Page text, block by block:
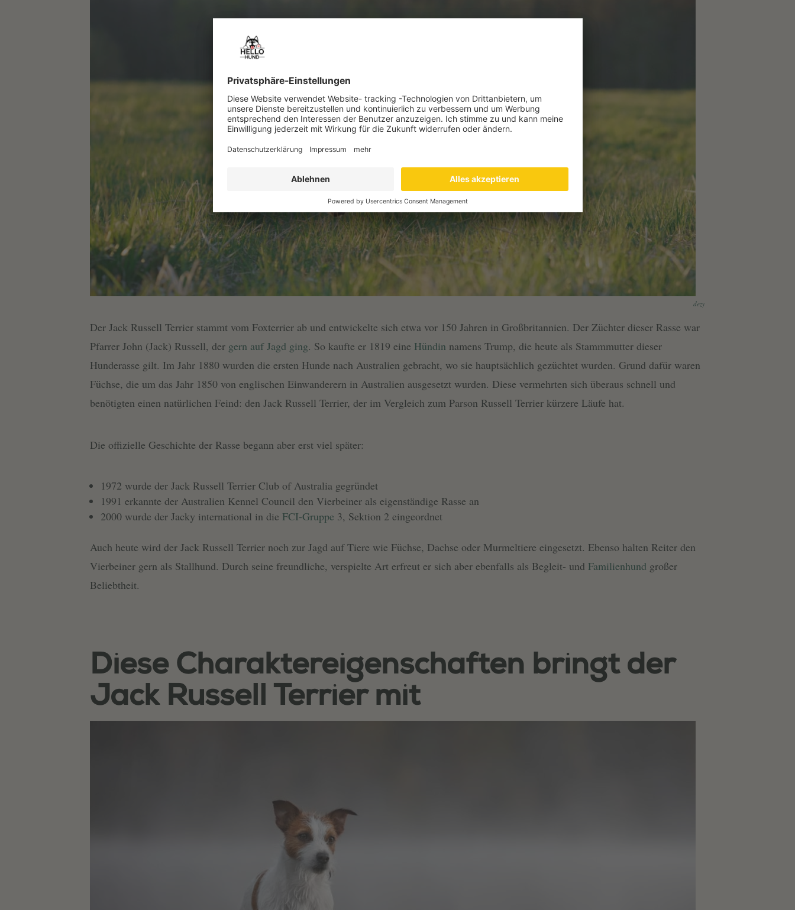
dezy
Der Jack Russell Terrier stammt vom Foxterrier ab und entwickelte sich etwa vor 150 Jahren in Großbritannien. Der Züchter dieser Rasse war
Pfarrer John (Jack) Russell, der gern auf Jagd ging. So kaufte er 1819 eine Hündin namens Trump, die heute als Stammmutter dieser
Hunderasse gilt. Im Jahr 1880 wurden die ersten Hunde nach Australien gebracht, wo sie hauptsächlich gezüchtet wurden. Grund dafür waren
Füchse, die um das Jahr 1850 von englischen Einwanderern in Australien ausgesetzt wurden. Diese vermehrten sich überaus schnell und
benötigten einen natürlichen Feind: den Jack Russell Terrier, der im Vergleich zum Parson Russell Terrier kürzere Läufe hat.
Die offizielle Geschichte der Rasse begann aber erst viel später:
1972 wurde der Jack Russell Terrier Club of Australia gegründet
1991 erkannte der Australien Kennel Council den Vierbeiner als eigenständige Rasse an
2000 wurde der Jacky international in die FCI-Gruppe 3, Sektion 2 eingeordnet
Auch heute wird der Jack Russell Terrier noch zur Jagd auf Tiere wie Füchse, Dachse oder Murmeltiere eingesetzt. Ebenso halten Reiter den
Vierbeiner gern als Stallhund. Durch seine freundliche, verspielte Art erfreut er sich aber ebenfalls als Begleit- und Familienhund großer
Beliebtheit.
Diese Charaktereigenschaften bringt der
Jack Russell Terrier mit